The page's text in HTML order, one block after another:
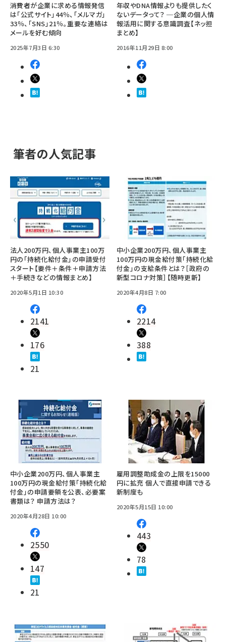
消費者が企業に求める情報発信
は「公式サイト」44％、「メルマガ」
33％、「SNS」21％。重要な連絡は
メールを好む傾向
2025年7月3日 6:30
年収やDNA情報よりも提供したく
ないデータって？ ─企業の個人情
報活用に関する意識調査【ネッ担
まとめ】
2016年11月29日 8:00
筆者の人気記事
法人200万円、個人事業主100万
円の「持続化給付金」の申請受付
スタート【要件＋条件＋申請方法
＋手続きなどの情報まとめ】
2020年5月1日 10:30
2141
176
21
中小企業200万円、個人事業主
100万円の現金給付策「持続化給
付金」の支給条件とは？［政府の
新型コロナ対策］【随時更新】
2020年4月8日 7:00
2214
388
中小企業200万円、個人事業主
100万円の現金給付策「持続化給
付金」の申請要領を公表、必要案
書類は？ 申請方法は？
2020年4月28日 10:00
2550
147
21
雇用調整助成金の上限を15000
円に拡充 個人で直接申請できる
新制度も
2020年5月15日 10:00
443
78